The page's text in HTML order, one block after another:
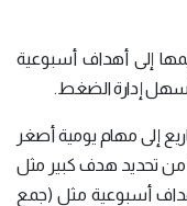
إلى أهداف أسبوعية
إدارة الضغط.
إلى مهام يومية أصغر
من تحديد هدف كبير مثل
أسبوعية مثل (جمع